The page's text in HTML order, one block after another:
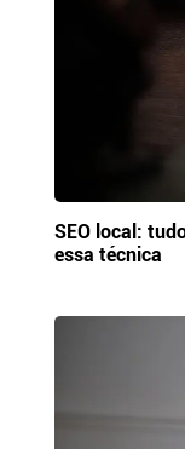
SEO local:
essa técnica